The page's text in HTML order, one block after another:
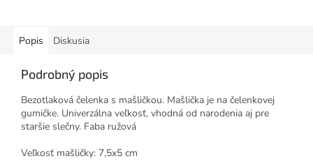
Popis Diskusia
Podrobný popis
Bezotlaková čelenka s mašličkou. Mašlička je na čelenkovej
gumičke. Univerzálna veľkosť, vhodná od narodenia aj pre
staršie slečny. Faba ružová
Veľkosť mašličky: 7,5x5 cm